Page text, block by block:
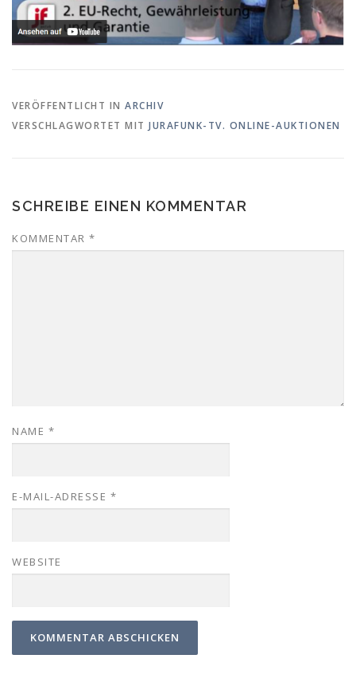
VERÖFFENTLICHT IN ARCHIV
VERSCHLAGWORTET MIT JURAFUNK-TV. ONLINE-AUKTIONEN
SCHREIBE EINEN KOMMENTAR
KOMMENTAR *
NAME *
E-MAIL-ADRESSE *
WEBSITE